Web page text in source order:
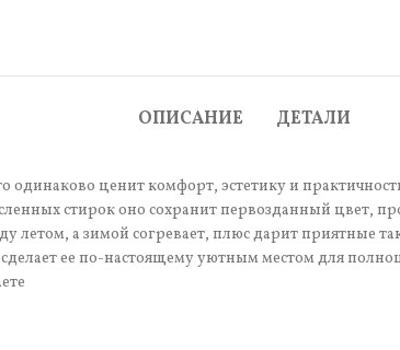
ОПИСАНИЕ ДЕТАЛИ
ценит комфорт, эстетику и
стирок оно сохранит первозданный цвет,
летом, а зимой согревает, плюс дарит
ее по-настоящему уютным местом для